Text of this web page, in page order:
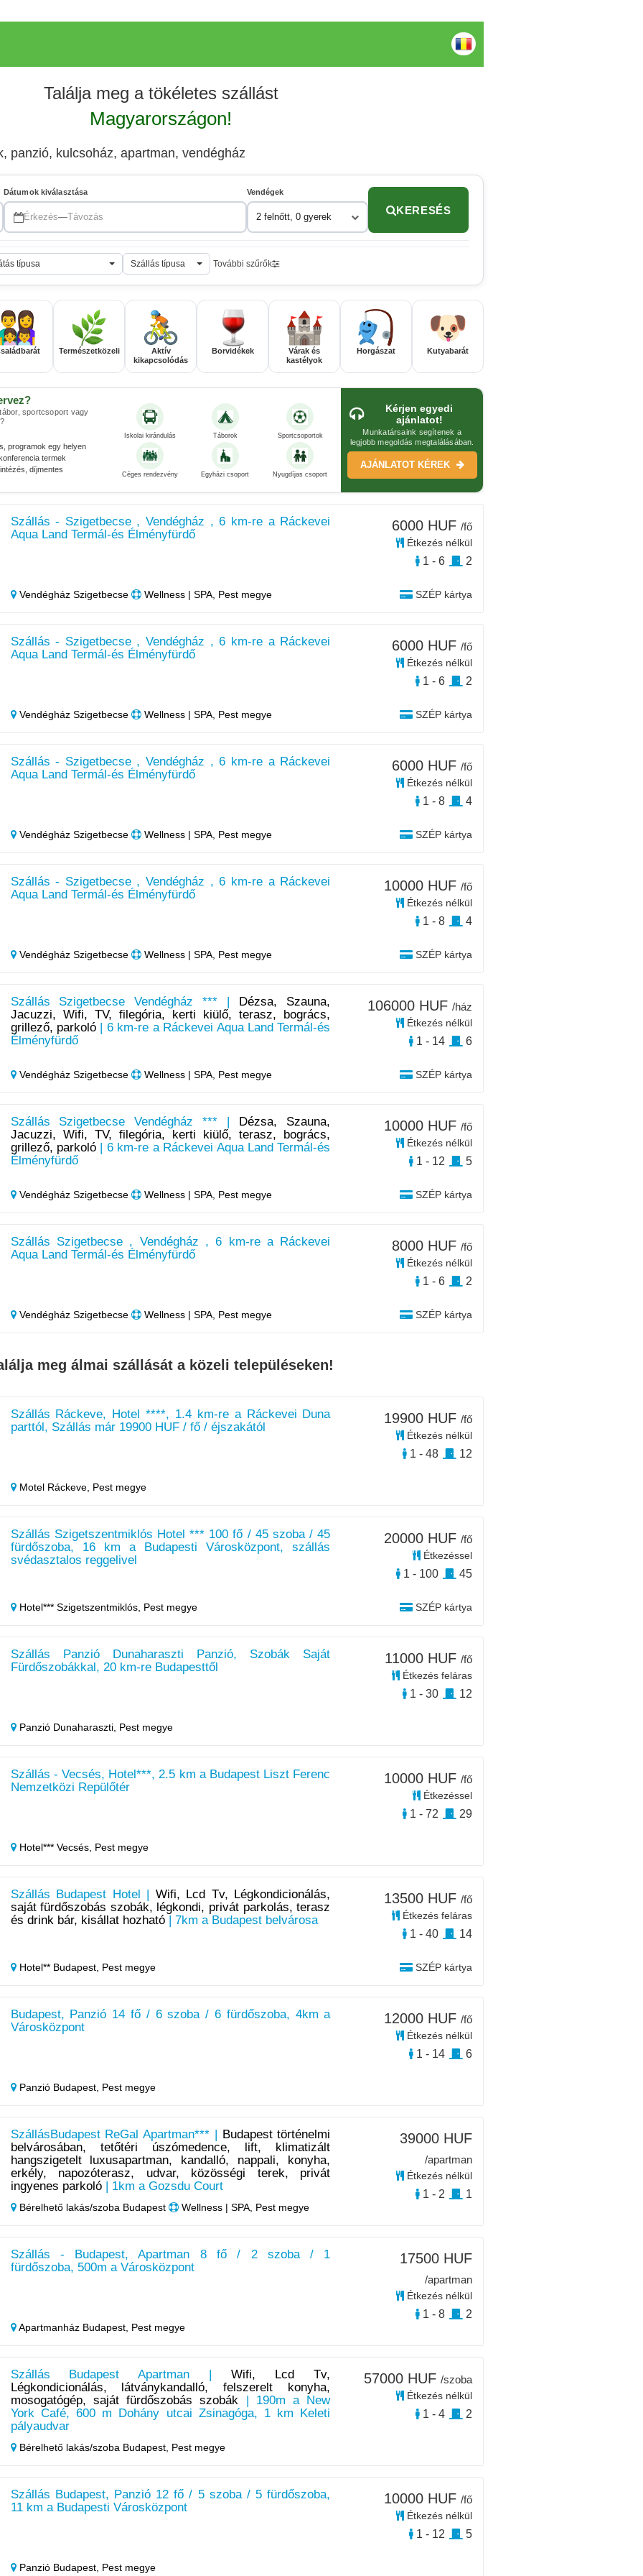
Találja meg a tökéletes szállást
Magyarországon!
panzió, kulcsoház, apartman, vendégház
Dátumok kiválasztása
Érkezés—Távozás
Vendégek
2 felnőtt, 0 gyerek
KERESÉS
típusa Szállás típusa További szűrők
Természetközeli
Aktív
kikapcsolódás
Borvidékek
Várak és
kastélyok
Horgászat Kutyabarát
sportcsoport vagy
programok egy helyen
termek
díjmentes
Iskolai kirándulás Táborok Sportcsoportok
Céges rendezvény Egyházi csoport Nyugdíjas csoport
Kérjen egyedi
ajánlatot!
Munkatársaink segítenek a
legjobb megoldás megtalálásában.
AJÁNLATOT KÉREK
Szállás - Szigetbecse , Vendégház , 6 km-re a Ráckevei
Aqua Land Termál-és Élményfürdő
Vendégház Szigetbecse Wellness | SPA, Pest megye SZÉP kártya
6000 HUF /fő
Étkezés nélkül
1 - 6 2
Szállás - Szigetbecse , Vendégház , 6 km-re a Ráckevei
Aqua Land Termál-és Élményfürdő
Vendégház Szigetbecse Wellness | SPA, Pest megye SZÉP kártya
6000 HUF /fő
Étkezés nélkül
1 - 6 2
Szállás - Szigetbecse , Vendégház , 6 km-re a Ráckevei
Aqua Land Termál-és Élményfürdő
Vendégház Szigetbecse Wellness | SPA, Pest megye SZÉP kártya
6000 HUF /fő
Étkezés nélkül
1 - 8 4
Szállás - Szigetbecse , Vendégház , 6 km-re a Ráckevei
Aqua Land Termál-és Élményfürdő
Vendégház Szigetbecse Wellness | SPA, Pest megye SZÉP kártya
10000 HUF /fő
Étkezés nélkül
1 - 8 4
Szállás Szigetbecse Vendégház *** |
Dézsa, Szauna,
Jacuzzi, Wifi, TV, filegória, kerti kiülő, terasz, bogrács,
grillező, parkoló| 6 km-re a Ráckevei Aqua Land Termál-és
Élményfürdő
Vendégház Szigetbecse Wellness | SPA, Pest megye SZÉP kártya
106000 HUF /ház
Étkezés nélkül
1 - 14 6
Szállás Szigetbecse Vendégház *** |
Dézsa, Szauna,
Jacuzzi, Wifi, TV, filegória, kerti kiülő, terasz, bogrács,
grillező, parkoló| 6 km-re a Ráckevei Aqua Land Termál-és
Élményfürdő
Vendégház Szigetbecse Wellness | SPA, Pest megye SZÉP kártya
10000 HUF /fő
Étkezés nélkül
1 - 12 5
Szállás Szigetbecse , Vendégház , 6 km-re a Ráckevei
Aqua Land Termál-és Élményfürdő
Vendégház Szigetbecse Wellness | SPA, Pest megye SZÉP kártya
8000 HUF /fő
Étkezés nélkül
1 - 6 2
meg álmai szállását a közeli településeken!
Szállás Ráckeve, Hotel ****, 1.4 km-re a Ráckevei Duna
parttól, Szállás már 19900 HUF / fő / éjszakától
Motel Ráckeve, Pest megye
19900 HUF /fő
Étkezés nélkül
1 - 48 12
Szállás Szigetszentmiklós Hotel *** 100 fő / 45 szoba / 45
fürdőszoba, 16 km a Budapesti Városközpont, szállás
svédasztalos reggelivel
Hotel*** Szigetszentmiklós, Pest megye SZÉP kártya
20000 HUF /fő
Étkezéssel
1 - 100 45
Szállás Panzió Dunaharaszti Panzió, Szobák Saját
Fürdőszobákkal, 20 km-re Budapesttől
Panzió Dunaharaszti, Pest megye
11000 HUF /fő
Étkezés feláras
1 - 30 12
Szállás - Vecsés, Hotel***, 2.5 km a Budapest Liszt Ferenc
Nemzetközi Repülőtér
Hotel*** Vecsés, Pest megye
10000 HUF /fő
Étkezéssel
1 - 72 29
Szállás Budapest Hotel | Wifi, Lcd Tv, Légkondicionálás,
saját fürdőszobás szobák, légkondi, privát parkolás, terasz
és drink bár, kisállat hozható| 7km a Budapest belvárosa
Hotel** Budapest, Pest megye SZÉP kártya
13500 HUF /fő
Étkezés feláras
1 - 40 14
Budapest, Panzió 14 fő / 6 szoba / 6 fürdőszoba, 4km a
Városközpont
Panzió Budapest, Pest megye
12000 HUF /fő
Étkezés nélkül
1 - 14 6
SzállásBudapest ReGal Apartman*** |
Budapest történelmi
belvárosában, tetőtéri úszómedence, lift, klimatizált
hangszigetelt luxusapartman, kandalló, nappali, konyha,
erkély, napozóterasz, udvar, közösségi terek, privát
ingyenes parkoló| 1km a Gozsdu Court
Bérelhető lakás/szoba Budapest Wellness | SPA, Pest megye
39000 HUF
/apartman
Étkezés nélkül
1 - 2 1
Szállás - Budapest, Apartman 8 fő / 2 szoba / 1
fürdőszoba, 500m a Városközpont
Apartmanház Budapest, Pest megye
17500 HUF
/apartman
Étkezés nélkül
1 - 8 2
Szállás Budapest Apartman |Wifi, Lcd Tv,
Légkondicionálás, látványkandalló, felszerelt konyha,
mosogatógép, saját fürdőszobás szobák | 190m a New
York Café, 600 m Dohány utcai Zsinagóga, 1 km Keleti
pályaudvar
Bérelhető lakás/szoba Budapest, Pest megye
57000 HUF /szoba
Étkezés nélkül
1 - 4 2
Szállás Budapest, Panzió 12 fő / 5 szoba / 5 fürdőszoba,
11 km a Budapesti Városközpont
Panzió Budapest, Pest megye
10000 HUF /fő
Étkezés nélkül
1 - 12 5